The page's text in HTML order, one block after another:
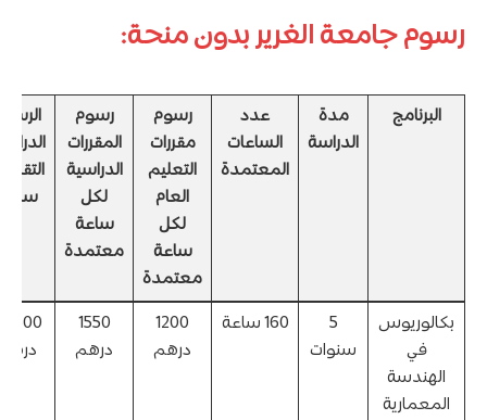
رسوم جامعة الغرير بدون منحة:
البرنامج
مدة
الدراسة
عدد
الساعات
المعتمدة
رسوم
مقررات
التعليم
العام
لكل
ساعة
معتمدة
رسوم
المقررات
الدراسية
لكل
ساعة
معتمدة
بكالوريوس
في
الهندسة
المعمارية
5
سنوات
160 ساعة
1200
درهم
1550
درهم